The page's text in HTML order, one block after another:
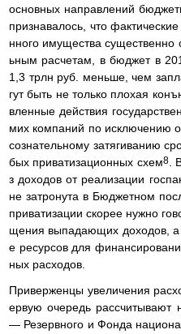
основных направлений
признавалось, что
нного имущества существенно
ьным расчетам, в бюджет в
1,3 трлн руб. меньше, чем
гут быть не только плохая
вленные действия
мих компаний по исключению
сознательному затягиванию
бых приватизационных схем8.
з доходов от реализации
не затронута в Бюджетном
приватизации скорее нужно
щения выпадающих доходов, а
е ресурсов для
ных расходов.
Приверженцы увеличения
ервую очередь
— Резервного и Фонда